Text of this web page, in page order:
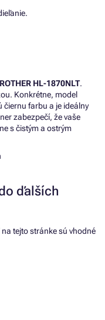
HL-1870NLT.
Konkrétne, model
farbu a je ideálny
zabezpečí, že vaše
s čistým a ostrým
ďalších
tejto stránke sú vhodné